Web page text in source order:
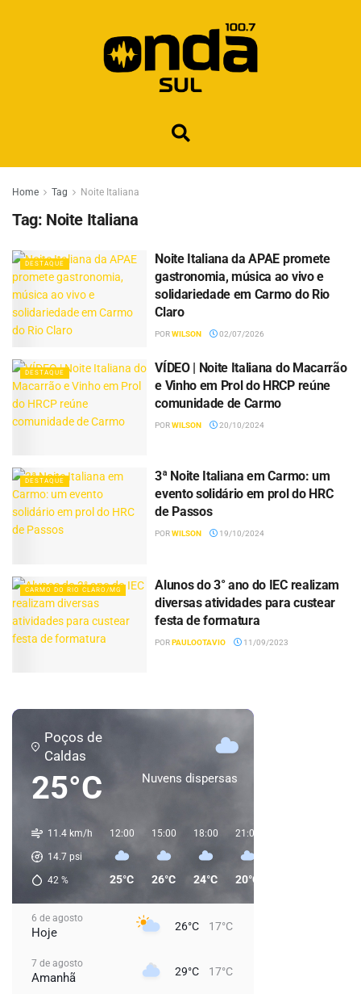
Home Tag Noite Italiana
Tag: Noite Italiana
DESTAQUE
Noite Italiana da APAE promete
gastronomia, música ao vivo e
solidariedade em Carmo do Rio
Claro
PORWILSON 02/07/2026
DESTAQUE
VÍDEO | Noite Italiana do Macarrão
e Vinho em Prol do HRCP reúne
comunidade de Carmo
PORWILSON 20/10/2024
DESTAQUE
3ª Noite Italiana em Carmo: um
evento solidário em prol do HRC
de Passos
PORWILSON 19/10/2024
CARMO DO RIO CLARO/MG
Alunos do 3° ano do IEC realizam
diversas atividades para custear
festa de formatura
PORPAULOOTAVIO 11/09/2023
Poços de
Caldas
25°C Nuvens dispersas
11.4 km/h
14.7 psi
42 %
12:00
25°C
15:00
26°C
18:00
24°C
21:00
20°C
6 de agosto
Hoje 26°C 17°C
7 de agosto
Amanhã 29°C 17°C